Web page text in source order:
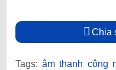
Chia
Tags:âm thanh công